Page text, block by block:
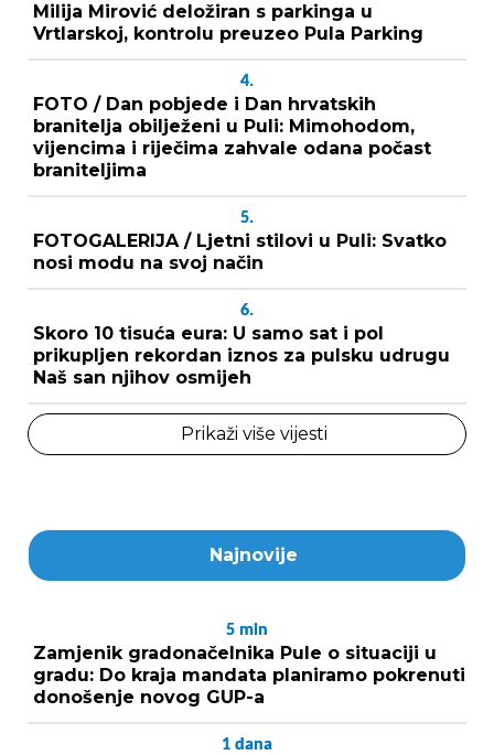
Milija Mirović deložiran s parkinga u
Vrtlarskoj, kontrolu preuzeo Pula Parking
4.
FOTO / Dan pobjede i Dan hrvatskih
branitelja obilježeni u Puli: Mimohodom,
vijencima i riječima zahvale odana počast
braniteljima
5.
FOTOGALERIJA / Ljetni stilovi u Puli: Svatko
nosi modu na svoj način
6.
Skoro 10 tisuća eura: U samo sat i pol
prikupljen rekordan iznos za pulsku udrugu
Naš san njihov osmijeh
Prikaži više vijesti
Najnovije
5 min
Zamjenik gradonačelnika Pule o situaciji u
gradu: Do kraja mandata planiramo pokrenuti
donošenje novog GUP-a
1 dana